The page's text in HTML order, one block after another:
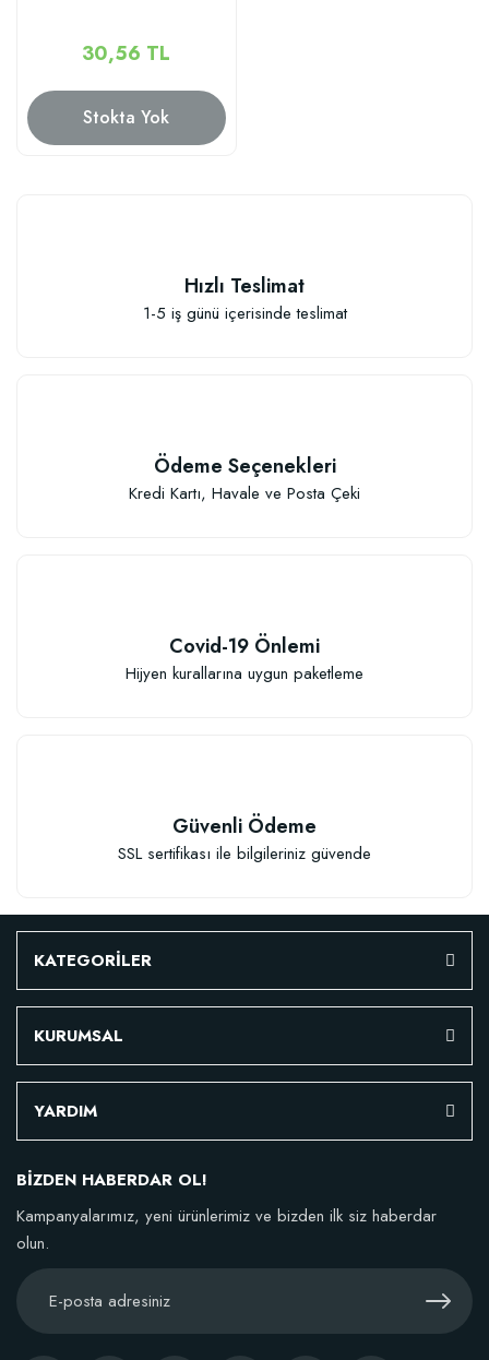
30,56 TL
Stokta Yok
Hızlı Teslimat
1-5 iş günü içerisinde teslimat
Ödeme Seçenekleri
Kredi Kartı, Havale ve Posta Çeki
Covid-19 Önlemi
Hijyen kurallarına uygun paketleme
Güvenli Ödeme
SSL sertifikası ile bilgileriniz güvende
KATEGORİLER
KURUMSAL
YARDIM
BİZDEN HABERDAR OL!
Kampanyalarımız, yeni ürünlerimiz ve bizden ilk siz haberdar
olun.